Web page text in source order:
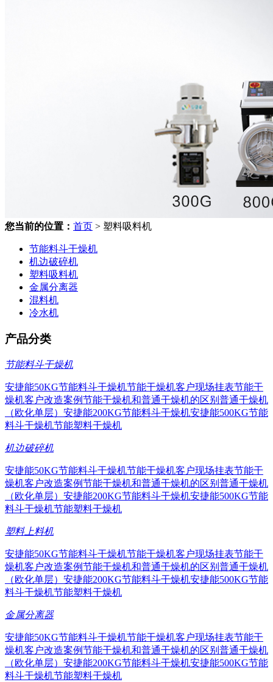
您当前的位置： 首页 > 塑料吸料机
节能料斗干燥机
机边破碎机
塑料吸料机
金属分离器
混料机
冷水机
产品分类
节能料斗干燥机
安捷能50KG节能料斗干燥机节能干燥机客户现场挂表节能干
燥机客户改造案例节能干燥机和普通干燥机的区别 普通干燥机
（欧化单层） 安捷能200KG节能料斗干燥机安捷能500KG节能
料斗干燥机节能塑料干燥机
机边破碎机
安捷能50KG节能料斗干燥机节能干燥机客户现场挂表节能干
燥机客户改造案例节能干燥机和普通干燥机的区别 普通干燥机
（欧化单层） 安捷能200KG节能料斗干燥机安捷能500KG节能
料斗干燥机节能塑料干燥机
塑料上料机
安捷能50KG节能料斗干燥机节能干燥机客户现场挂表节能干
燥机客户改造案例节能干燥机和普通干燥机的区别 普通干燥机
（欧化单层） 安捷能200KG节能料斗干燥机安捷能500KG节能
料斗干燥机节能塑料干燥机
金属分离器
安捷能50KG节能料斗干燥机节能干燥机客户现场挂表节能干
燥机客户改造案例节能干燥机和普通干燥机的区别 普通干燥机
（欧化单层） 安捷能200KG节能料斗干燥机安捷能500KG节能
料斗干燥机节能塑料干燥机